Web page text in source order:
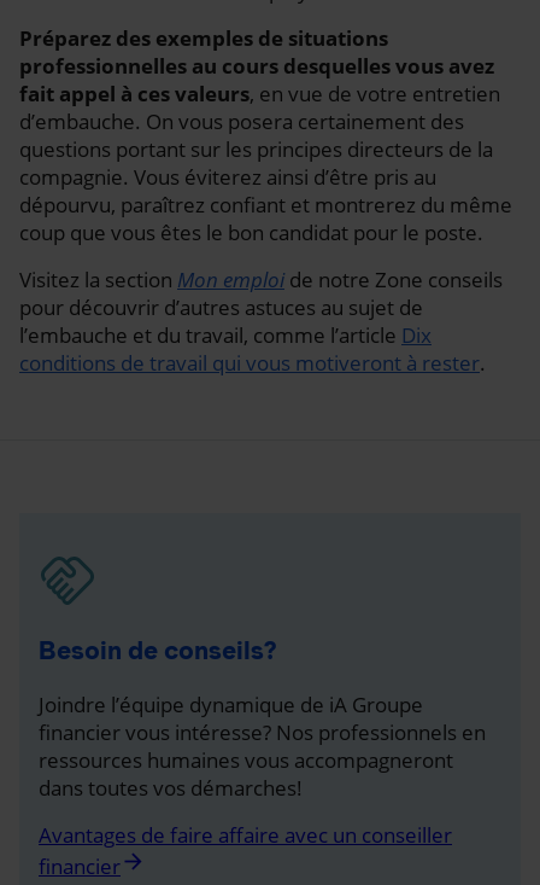
Préparez des exemples de situations
professionnelles au cours desquelles vous avez
fait appel à ces valeurs, en vue de votre entretien
d’embauche. On vous posera certainement des
questions portant sur les principes directeurs de la
compagnie. Vous éviterez ainsi d’être pris au
dépourvu, paraîtrez confiant et montrerez du même
coup que vous êtes le bon candidat pour le poste.
Visitez la section Mon emploi de notre Zone conseils
pour découvrir d’autres astuces au sujet de
l’embauche et du travail, comme l’article Dix
conditions de travail qui vous motiveront à rester.
Besoin de conseils?
Joindre l’équipe dynamique de iA Groupe
financier vous intéresse? Nos professionnels en
ressources humaines vous accompagneront
dans toutes vos démarches!
Avantages de faire affaire avec un conseiller
financierarrow_forward